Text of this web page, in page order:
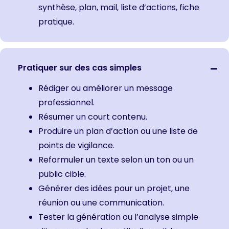
synthèse, plan, mail, liste d’actions, fiche
pratique.
Pratiquer sur des cas simples
Rédiger ou améliorer un message
professionnel.
Résumer un court contenu.
Produire un plan d’action ou une liste de
points de vigilance.
Reformuler un texte selon un ton ou un
public cible.
Générer des idées pour un projet, une
réunion ou une communication.
Tester la génération ou l’analyse simple